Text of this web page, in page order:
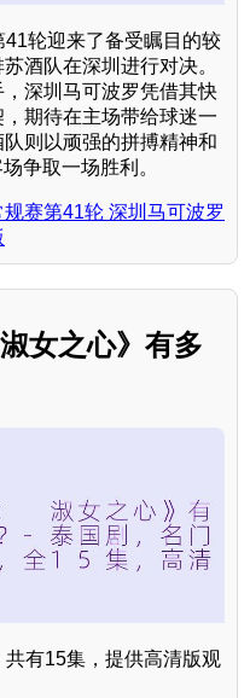
轮迎来了备受瞩目的较
酒队在深圳进行对决。
深圳马可波罗凭借其快
期待在主场带给球迷一
则以顽强的拼搏精神和
争取一场胜利。
赛第41轮 深圳马可波罗
女之心》有多
有15集，提供高清版观